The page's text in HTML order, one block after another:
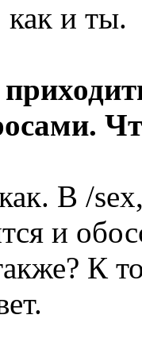
как и ты.
В /
и
К